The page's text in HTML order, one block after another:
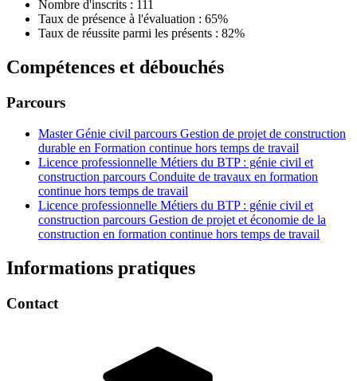
Nombre d'inscrits : 111
Taux de présence à l'évaluation : 65%
Taux de réussite parmi les présents : 82%
Compétences et débouchés
Parcours
Master Génie civil parcours Gestion de projet de construction
durable en Formation continue hors temps de travail
Licence professionnelle Métiers du BTP : génie civil et
construction parcours Conduite de travaux en formation
continue hors temps de travail
Licence professionnelle Métiers du BTP : génie civil et
construction parcours Gestion de projet et économie de la
construction en formation continue hors temps de travail
Informations pratiques
Contact